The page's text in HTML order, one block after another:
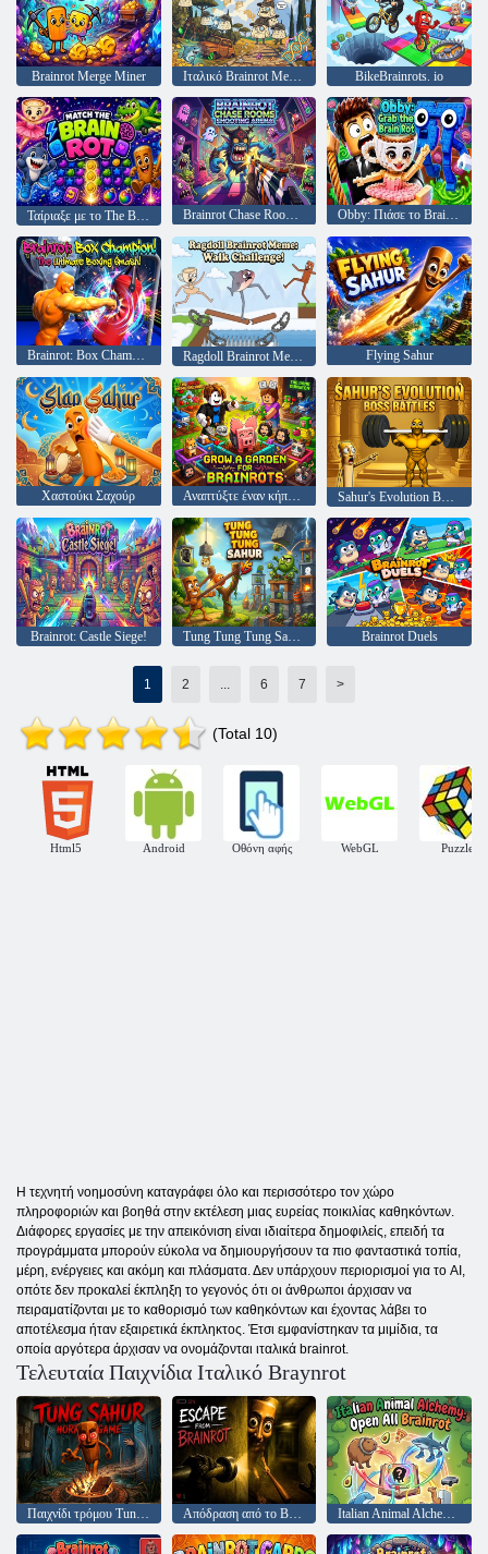
Brainrot Merge Miner Ιταλικό Brainrot Merge Clicker BikeBrainrots. io
Ταίριαξε με το The Brainrot Brainrot Chase Rooms Shooting Arena Obby: Πιάσε το Brain Rot
Brainrot: Box Champion! Ragdoll Brainrot Meme: Walk Challenge! Flying Sahur
Χαστούκι Σαχούρ Αναπτύξτε έναν κήπο για τους Brainrots Sahur's Evolution Boss Battles
Brainrot: Castle Siege! Tung Tung Tung Sahur Vs Zombie Brainrot Duels
1 2 6 7 >
(Total 10)
Html5 Android Οθόνη αφής WebGL Puzzle
Η τεχνητή νοημοσύνη καταγράφει όλο και περισσότερο τον χώρο
πληροφοριών και βοηθά στην εκτέλεση μιας ευρείας ποικιλίας καθηκόντων.
Διάφορες εργασίες με την απεικόνιση είναι ιδιαίτερα δημοφιλείς, επειδή τα
προγράμματα μπορούν εύκολα να δημιουργήσουν τα πιο φανταστικά τοπία,
μέρη, ενέργειες και ακόμη και πλάσματα. Δεν υπάρχουν περιορισμοί για το AI,
οπότε δεν προκαλεί έκπληξη το γεγονός ότι οι άνθρωποι άρχισαν να
πειραματίζονται με το καθορισμό των καθηκόντων και έχοντας λάβει το
αποτέλεσμα ήταν εξαιρετικά έκπληκτος. Έτσι εμφανίστηκαν τα μιμίδια, τα
οποία αργότερα άρχισαν να ονομάζονται ιταλικά brainrot.
Τελευταία Παιχνίδια Ιταλικό Braynrot
Παιχνίδι τρόμου Tung Sahur Απόδραση από το Brainrot Italian Animal Alchemy: Open All Brainrot